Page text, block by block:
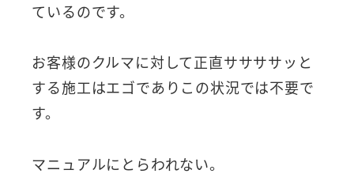
ているのです。
お客様のクルマに対して正直ササササッと
する施工はエゴでありこの状況では不要で
す。
マニュアルにとらわれない。